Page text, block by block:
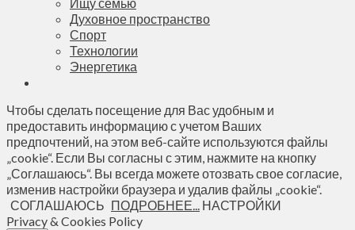
Духовное пространство
Спорт
Технологии
Энергетика
Чтобы сделать посещение для Вас удобным и
предоставить информацию с учетом Ваших
предпочтений, на этом веб-сайте используются файлы
„cookie“. Если Вы согласны с этим, нажмите на кнопку
„Соглашаюсь“. Вы всегда можете отозвать свое согласие,
изменив настройки браузера и удалив файлы „cookie“.
СОГЛАШАЮСЬ ПОДРОБНЕЕ... НАСТРОЙКИ
Privacy & Cookies Policy